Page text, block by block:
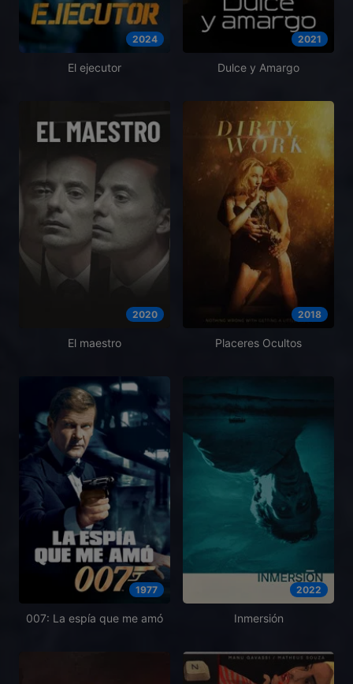
2024
El ejecutor
2021
Dulce y Amargo
2020
El maestro
2018
Placeres Ocultos
1977
007: La espía que me amó
2022
Inmersión